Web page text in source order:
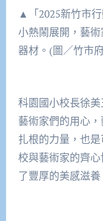
▲「2025新竹市
小熱鬧展開，藝
器材。(圖／竹市
科園國小校長徐
藝術家們的用心
扎根的力量，也
校與藝術家的齊
了豐厚的美感滋養